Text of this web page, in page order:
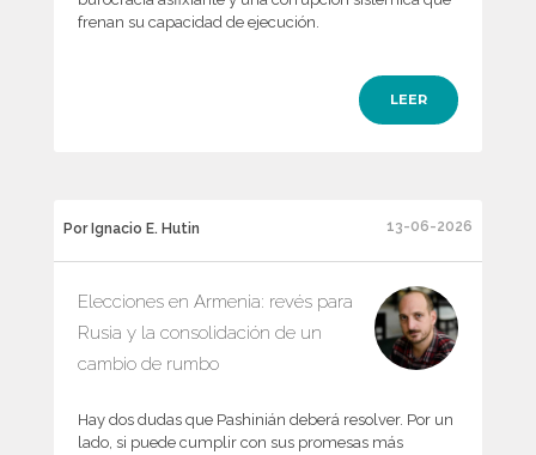
frenan su capacidad de ejecución.
LEER
Por Ignacio E. Hutin 13-06-2026
Elecciones en Armenia: revés para
Rusia y la consolidación de un
cambio de rumbo
Hay dos dudas que Pashinián deberá resolver. Por un
lado, si puede cumplir con sus promesas más